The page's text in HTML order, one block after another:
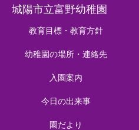
城陽市立富野幼稚園
教育目標・教育方針
幼稚園の場所・連絡先
入園案内
今日の出来事
園だより